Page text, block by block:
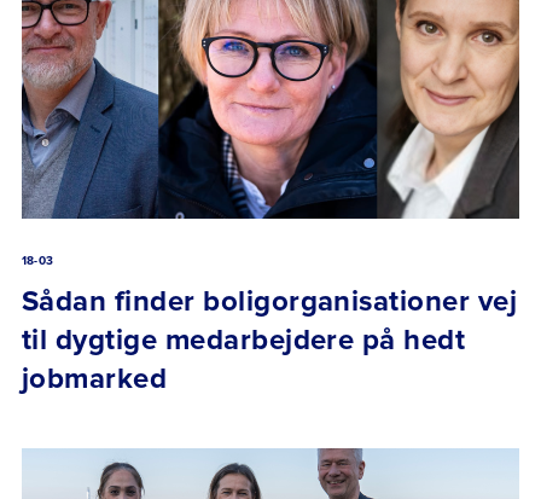
18-03
Sådan finder boligorganisationer vej
til dygtige medarbejdere på hedt
jobmarked